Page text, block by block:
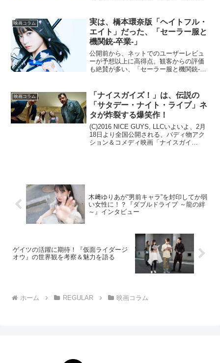
せ...
映画コラム
実は、橋本環奈版「ヘイトフル・
エイト」だった、「セーラー服と
機関銃-卒業-」
公開前から、ネットでのユーザーレビュ
ーが予想以上に高得点。観客からの評価
も絶賛が多い、「セーラー服と機関銃-卒
主演という事で、スルーを決め込んでい
る映画ファンの方も多...
映画コラム
「ナイスガイズ！」は、伝説の
「サタデー・ナイト・ライブ」ネ
タが炸裂する爆笑作！
(C)2016 NICE GUYS, LLCいよいよ、2月
18日より全国公開される、バディ物アク
ション＆コメディ映画「ナイスガイ
木﨑ゆりあが“男前キャラ”を封印してか弱
い女性に！？『ダブルドライブ ～龍の絆
～』インタビュー
ゲイツの活躍に期待！『仮面ライダージ
オウ』の世界観を考察＆魅力を語る
ホーム REGULAR 映画コラム